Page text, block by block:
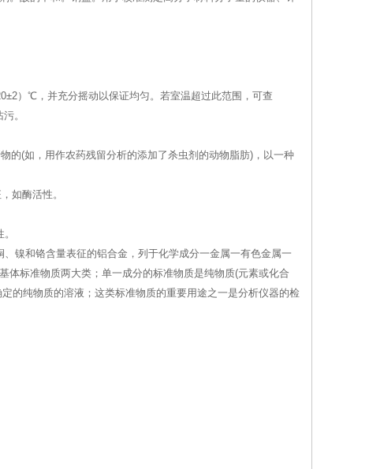
）℃，并充分摇动以保证均匀。若室温超过此范围，可查
。
的(如，用作农药残留分析的添加了杀虫剂的动物脂肪)，以一种
如酶活性。
镍和铬含量表征的铝合金，列于化学成分一金属一有色金属一
体标准物质两大类；单一成分的标准物质是纯物质(元素或化合
的纯物质的溶液；这类标准物质的重要用途之一是分析仪器的检